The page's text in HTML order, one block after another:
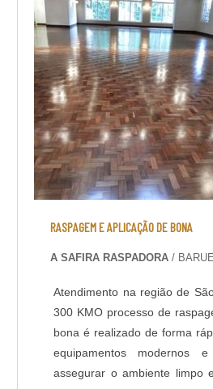
RASPAGEM E APLICAÇÃO DE BONA
A SAFIRA RASPADORA/
Atendimento na região de
300 KMO processo de
bona é realizado de forma
equipamentos modernos
assegurar o ambiente limpo